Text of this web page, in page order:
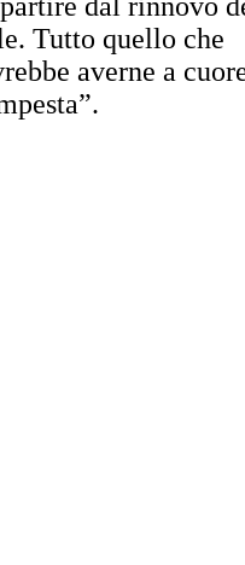
Tutto quello che
averne a